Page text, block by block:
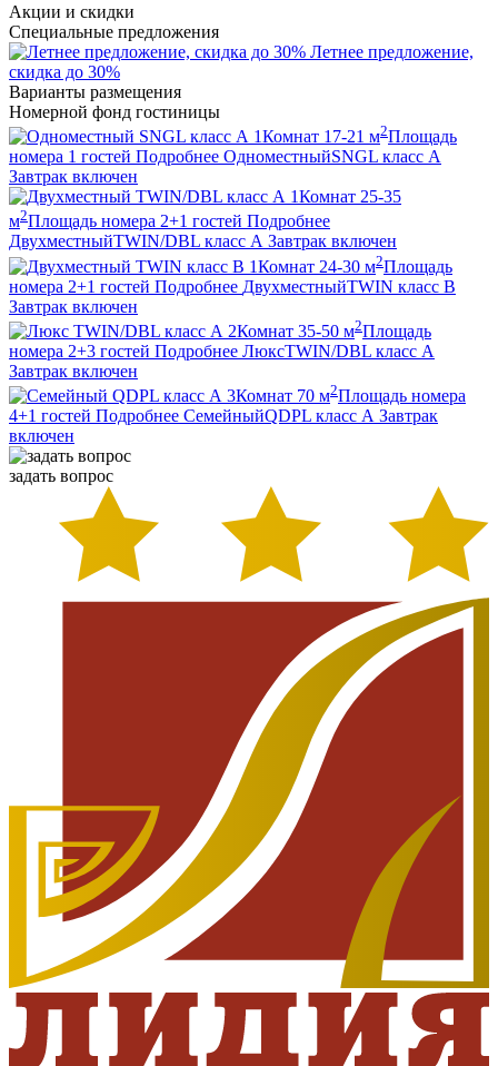
Акции и скидки
Специальные предложения
Летнее предложение,
скидка до 30%
Варианты размещения
Номерной фонд гостиницы
1Комнат 17-21 м2Площадь
номера 1 гостей Подробнее ОдноместныйSNGL класс А
Завтрак включен
1Комнат 25-35
м2Площадь номера 2+1 гостей Подробнее
ДвухместныйTWIN/DBL класс А Завтрак включен
1Комнат 24-30 м2Площадь
номера 2+1 гостей Подробнее ДвухместныйTWIN класс В
Завтрак включен
2Комнат 35-50 м2Площадь
номера 2+3 гостей Подробнее ЛюксTWIN/DBL класс А
Завтрак включен
3Комнат 70 м2Площадь номера
4+1 гостей Подробнее СемейныйQDPL класс А Завтрак
включен
задать вопрос